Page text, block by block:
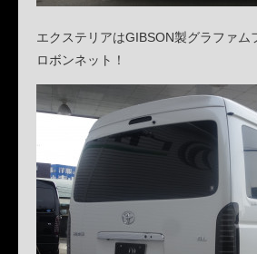
エクステリアはGIBSON製グラファム
ロボンネット！